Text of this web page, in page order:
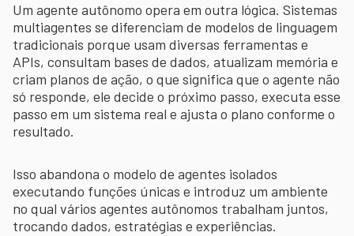
Um agente autônomo opera em outra lógica. Sistemas
multiagentes se diferenciam de modelos de linguagem
tradicionais porque usam diversas ferramentas e
APIs, consultam bases de dados, atualizam memória e
criam planos de ação, o que significa que o agente não
só responde, ele decide o próximo passo, executa esse
passo em um sistema real e ajusta o plano conforme o
resultado.
Isso abandona o modelo de agentes isolados
executando funções únicas e introduz um ambiente
no qual vários agentes autônomos trabalham juntos,
trocando dados, estratégias e experiências.